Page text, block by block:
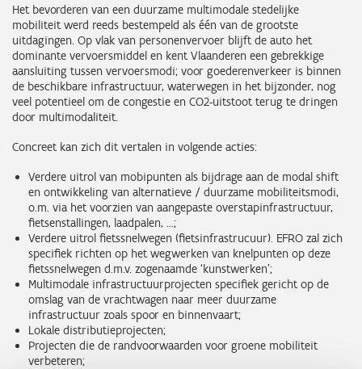
Het bevorderen van een duurzame multimodale stedelijke
mobiliteit werd reeds bestempeld als één van de grootste
uitdagingen. Op vlak van personenvervoer blijft de auto het
dominante vervoersmiddel en kent Vlaanderen een gebrekkige
aansluiting tussen vervoersmodi; voor goederenverkeer is binnen
de beschikbare infrastructuur, waterwegen in het bijzonder, nog
veel potentieel om de congestie en CO2-uitstoot terug te dringen
door multimodaliteit.
Concreet kan zich dit vertalen in volgende acties:
Verdere uitrol van mobipunten als bijdrage aan de modal shift
en ontwikkeling van alternatieve / duurzame mobiliteitsmodi,
o.m. via het voorzien van aangepaste overstapinfrastructuur,
fietsenstallingen, laadpalen, …;
Verdere uitrol fietssnelwegen (fietsinfrastrucuur). EFRO zal zich
specifiek richten op het wegwerken van knelpunten op deze
fietssnelwegen d.m.v. zogenaamde ‘kunstwerken’;
Multimodale infrastructuurprojecten specifiek gericht op de
omslag van de vrachtwagen naar meer duurzame
infrastructuur zoals spoor en binnenvaart;
Lokale distributieprojecten;
Projecten die de randvoorwaarden voor groene mobiliteit
verbeteren;